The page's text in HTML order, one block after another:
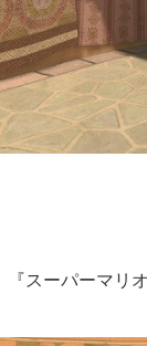
スーパーマリ